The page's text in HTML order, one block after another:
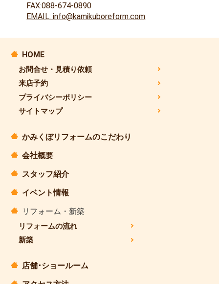
FAX:088-674-0890
EMAIL: info@kamikuboreform.com
HOME
お問合せ・見積り依頼
来店予約
プライバシーポリシー
サイトマップ
かみくぼリフォームのこだわり
会社概要
スタッフ紹介
イベント情報
リフォーム・新築
リフォームの流れ
新築
店舗･ショールーム